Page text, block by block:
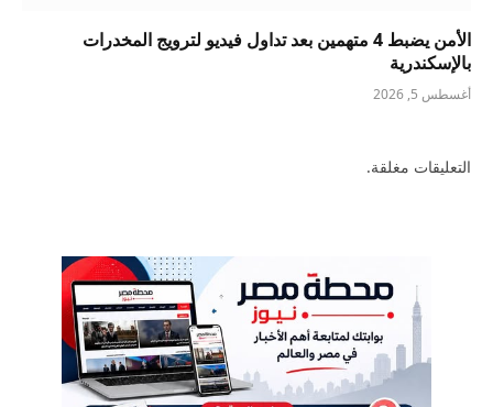
الأمن يضبط 4 متهمين بعد تداول فيديو لترويج المخدرات
بالإسكندرية
أغسطس 5, 2026
التعليقات مغلقة.